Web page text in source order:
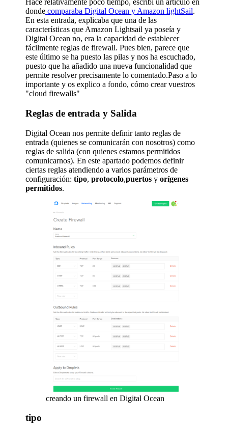
Hace relativamente poco tiempo, escribí un artículo en
donde comparaba Digital Ocean y Amazon lightSail.
En esta entrada, explicaba que una de las
características que Amazon Lightsail ya poseía y
Digital Ocean no, era la capacidad de establecer
fácilmente reglas de firewall. Pues bien, parece que
este último se ha puesto las pilas y nos ha escuchado,
puesto que ha añadido una nueva funcionalidad que
permite resolver precisamente lo comentado.Paso a lo
importante y os explico a fondo, cómo crear vuestros
"cloud firewalls"
Reglas de entrada y Salida
Digital Ocean nos permite definir tanto reglas de
entrada (quienes se comunicarán con nosotros) como
reglas de salida (con quienes estamos permitidos
comunicarnos). En este apartado podemos definir
ciertas reglas atendiendo a varios parámetros de
configuración: tipo, protocolo,puertos y orígenes
permitidos.
creando un firewall en Digital Ocean
tipo